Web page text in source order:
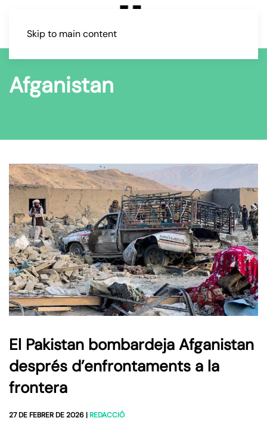
Skip to main content
Afganistan
El Pakistan bombardeja Afganistan
després d’enfrontaments a la
frontera
27 DE FEBRER DE 2026 |REDACCIÓ